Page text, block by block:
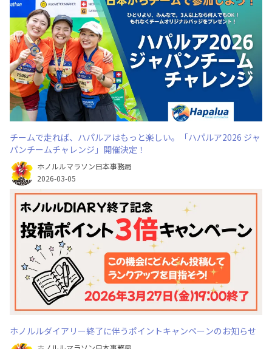
チームで走れば、ハパルアはもっと楽しい。「ハパルア2026 ジャ
パンチームチャレンジ」開催決定！
ホノルルマラソン日本事務局
2026-03-05
ホノルルダイアリー終了に伴うポイントキャンペーンのお知らせ